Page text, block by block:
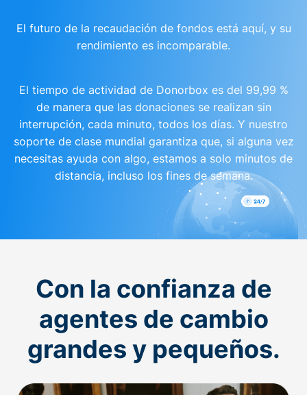
El futuro de la recaudación de fondos está aquí, y su
rendimiento es incomparable.
El tiempo de actividad de Donorbox es del 99,99 %
de manera que las donaciones se realizan sin
interrupción, cada minuto, todos los días. Y nuestro
soporte de clase mundial garantiza que, si alguna vez
necesitas ayuda con algo, estamos a solo minutos de
distancia, incluso los fines de semana.
Con la confianza de
agentes de cambio
grandes y pequeños.